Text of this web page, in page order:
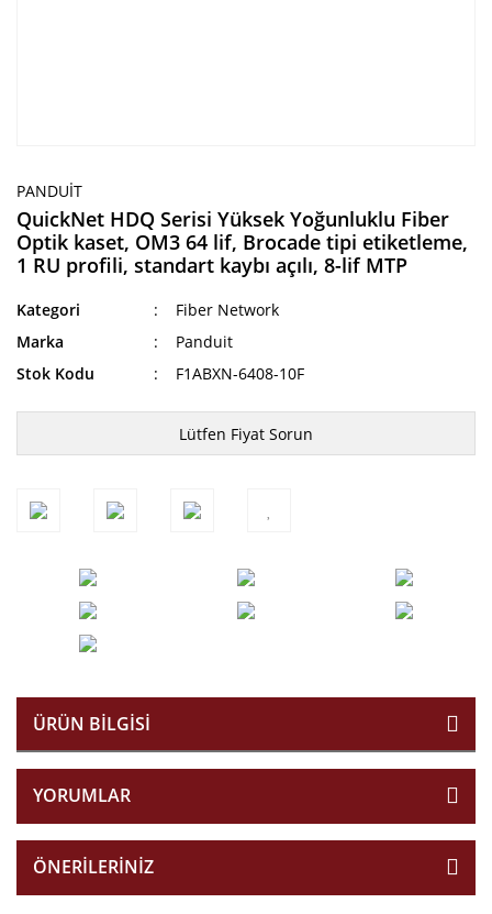
PANDUIT
QuickNet HDQ Serisi Yüksek Yoğunluklu Fiber
Optik kaset, OM3 64 lif, Brocade tipi etiketleme,
1 RU profili, standart kaybı açılı, 8-lif MTP
Kategori
Fiber Network
Marka
Panduit
Stok Kodu
F1ABXN-6408-10F
Lütfen Fiyat Sorun
ÜRÜN BILGISI
YORUMLAR
ÖNERILERINIZ